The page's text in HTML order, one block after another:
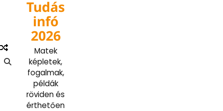
Tudás
infó
2026
Matek
képletek,
fogalmak,
példák
röviden és
érthetően